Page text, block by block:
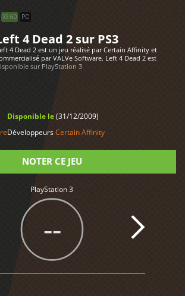
X360 PC
4 Dead 2 sur PS3
4 Dead 2 est un jeu réalisé par Certain Affinity et
par VALVe Software. Left 4 Dead 2 est
sur PlayStation 3
Disponible le(31/12/2009)
Développeurs Certain Affinity
NOTER CE JEU
PlayStation 3
--